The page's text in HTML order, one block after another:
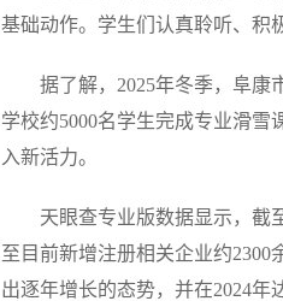
基础动作。学生们认真聆听、积
据了解，2025年冬季，阜康
学校约5000名学生完成专业滑
入新活力。
天眼查专业版数据显示，截
至目前新增注册相关企业约
出逐年增长的态势，并在2024年